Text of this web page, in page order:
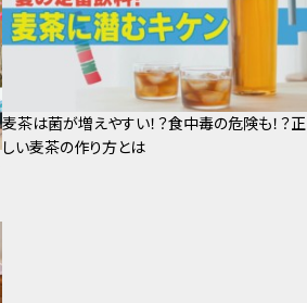
麦茶は菌が増えやすい！？食中毒の危険も！？正
しい麦茶の作り方とは